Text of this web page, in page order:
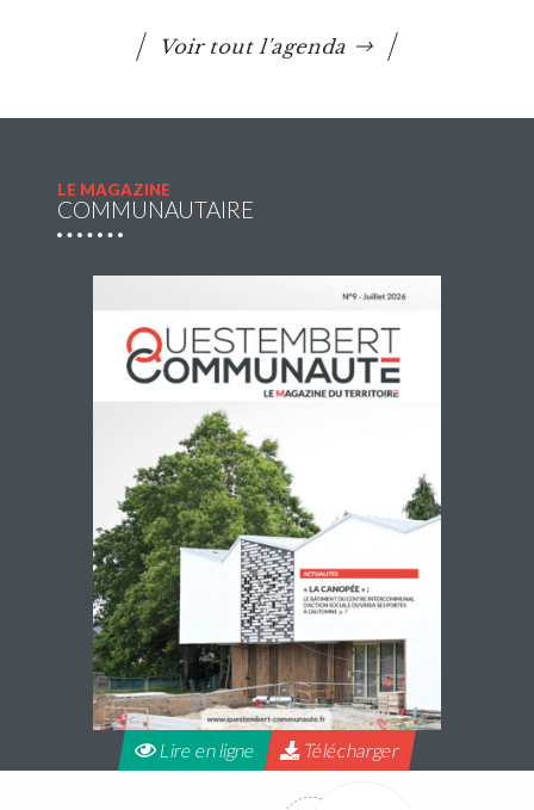
Navette estivale : une escapade à Damgan ou
à Rochefort-en-Terre pour 2€ l’A/R
Questembert Communauté propose une navette du jeudi
2 juillet au jeudi 27 août 2026 afin de compléter l’offre de
transport en commun pour profiter de sorties et loisirs
pendant la […]
Lire la suite
Voir tout l'agenda
LE MAGAZINE
COMMUNAUTAIRE
Lire en ligne Télécharger